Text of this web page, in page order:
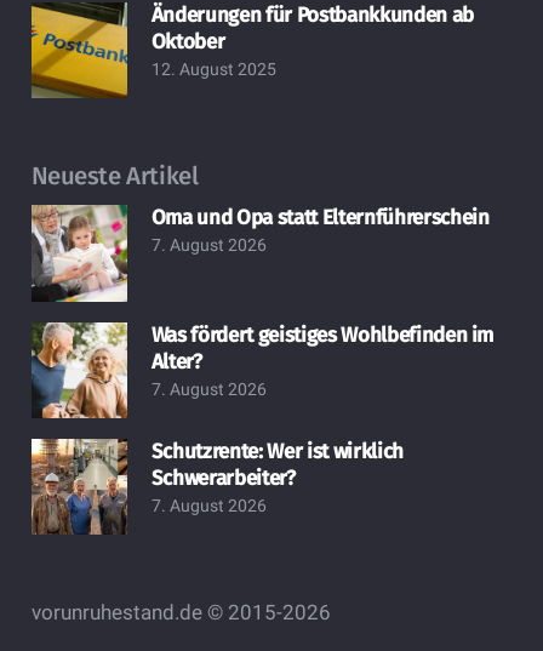
Änderungen für Postbankkunden ab
Oktober
12. August 2025
Neueste Artikel
Oma und Opa statt Elternführerschein
7. August 2026
Was fördert geistiges Wohlbefinden im
Alter?
7. August 2026
Schutzrente: Wer ist wirklich
Schwerarbeiter?
7. August 2026
vorunruhestand.de © 2015-2026